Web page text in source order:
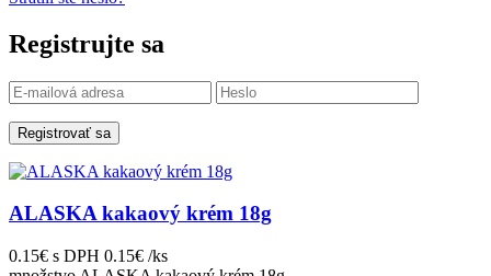
Registrujte sa
Registrovať sa
ALASKA kakaový krém 18g
0.15€ s DPH 0.15€ /ks